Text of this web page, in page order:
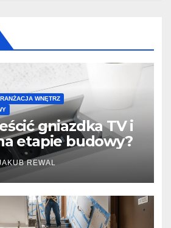
WNĘTRZ
gniazdka TV i
etapie budowy?
REWAL